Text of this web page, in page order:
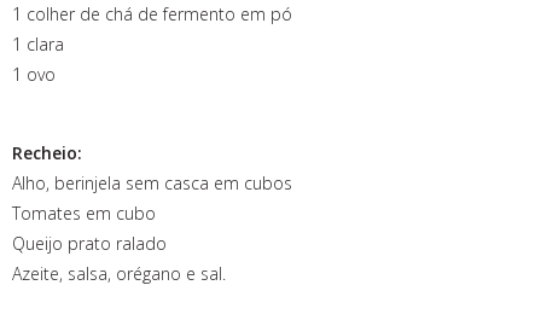
1 colher de chá de fermento em pó
1 clara
1 ovo
Recheio:
Alho, berinjela sem casca em cubos
Tomates em cubo
Queijo prato ralado
Azeite, salsa, orégano e sal.